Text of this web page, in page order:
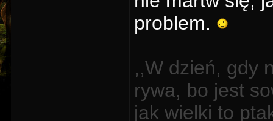
problem.
,,W dzień, gdy
ry­wa, bo jest
jak wiel­ki to